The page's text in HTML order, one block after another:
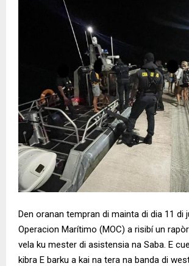
Den oranan tempran di mainta di dia 11 di
Operacion Marítimo (MOC) a risibí un
vela ku mester di asistensia na Saba. E
kibra E barku a kai na tera na banda di